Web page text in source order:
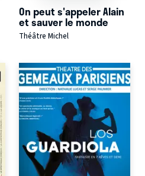
On peut s'appeler Alain
et sauver le monde
Théâtre Michel